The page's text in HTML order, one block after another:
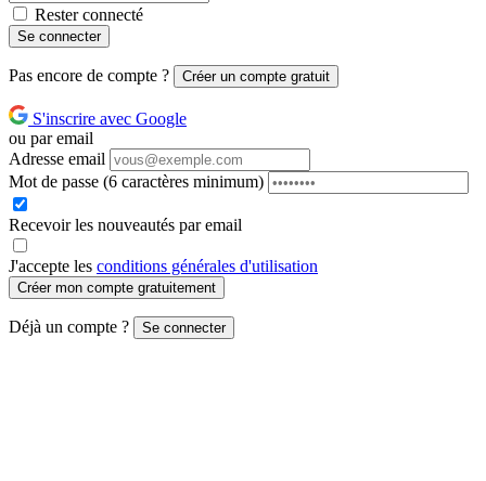
Rester connecté
Se connecter
Pas encore de compte ? Créer un compte gratuit
S'inscrire avec Google
ou par email
Adresse email
Mot de passe (6 caractères minimum)
Recevoir les nouveautés par email
J'accepte les conditions générales d'utilisation
Créer mon compte gratuitement
Déjà un compte ? Se connecter